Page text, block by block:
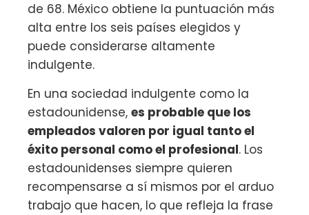
de 68. México obtiene la puntuación más
alta entre los seis países elegidos y
puede considerarse altamente
indulgente.
En una sociedad indulgente como la
estadounidense, es probable que los
empleados valoren por igual tanto el
éxito personal como el profesional. Los
estadounidenses siempre quieren
recompensarse a sí mismos por el arduo
trabajo que hacen, lo que refleja la frase